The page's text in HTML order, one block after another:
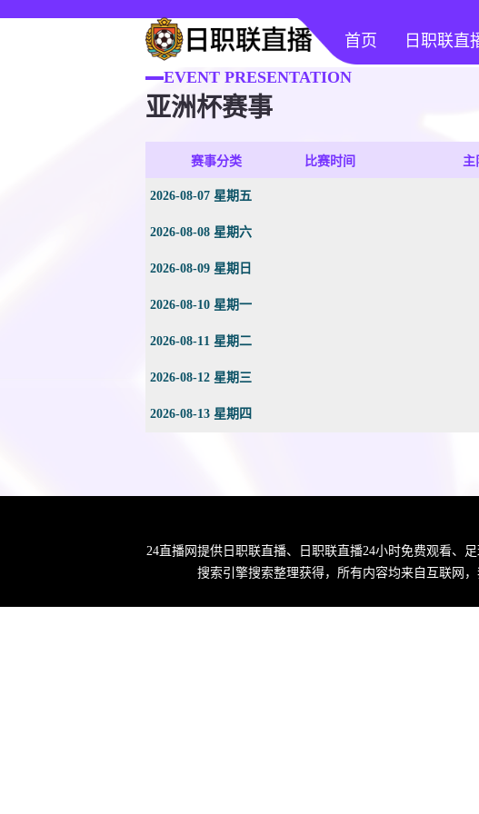
首页 日职联直
EVENT PRESENTATION
亚洲杯赛事
赛事分类 比赛时间 主
2026-08-07 星期五
2026-08-08 星期六
2026-08-09 星期日
2026-08-10 星期一
2026-08-11 星期二
2026-08-12 星期三
2026-08-13 星期四
24直播网提供日职联直播、日职联直播24小时免费观看、
搜索引擎搜索整理获得，所有内容均来自互联网